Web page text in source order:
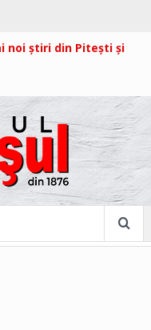
noi știri din Pitești și